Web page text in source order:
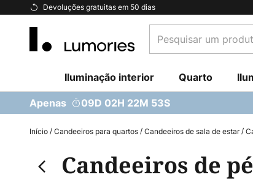
Devoluções gratuitas em 50 dias
Ir
Conteúdo
um
uma
categoria...
Iluminação interior Quarto
Apenas 09D 02H 22M 51S
Início Candeeiros para quartos Candeeiros de sala de estar
Candeeiros de